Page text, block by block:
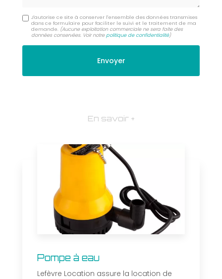
J'autorise ce site à conserver l'ensemble des données transmises
dans ce formulaire pour faciliter le suivi et le traitement de ma
demande. (Aucune exploitation commerciale ne sera faite des
données conservées. Voir notrepolitique de confidentialité)
En savoir +
Pompe à eau
Lefèvre Location assure la location de